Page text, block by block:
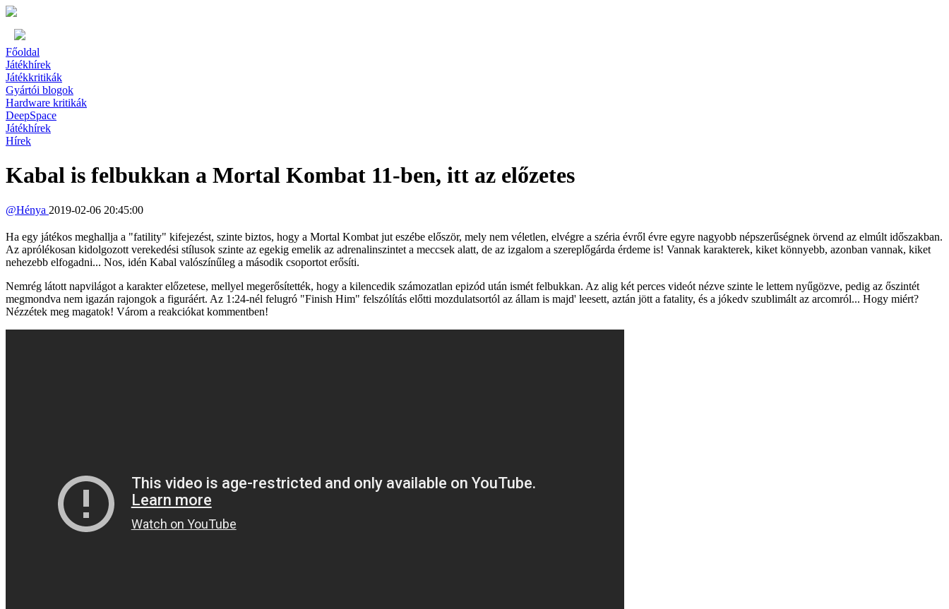
Főoldal
Játékhírek
Játékkritikák
Gyártói blogok
Hardware kritikák
DeepSpace
Játékhírek
Hírek
Kabal is felbukkan a Mortal Kombat 11-ben, itt az előzetes
@Hénya 2019-02-06 20:45:00
Ha egy játékos meghallja a "fatility" kifejezést, szinte biztos, hogy a Mortal Kombat jut eszébe először, mely nem véletlen, elvégre a széria évről évre egyre nagyobb népszerűségnek örvend az elmúlt időszakban.
Az aprólékosan kidolgozott verekedési stílusok szinte az egekig emelik az adrenalinszintet a meccsek alatt, de az izgalom a szereplőgárda érdeme is! Vannak karakterek, kiket könnyebb, azonban vannak, kiket
nehezebb elfogadni... Nos, idén Kabal valószínűleg a második csoportot erősíti.
Nemrég látott napvilágot a karakter előzetese, mellyel megerősítették, hogy a kilencedik számozatlan epizód után ismét felbukkan. Az alig két perces videót nézve szinte le lettem nyűgözve, pedig az őszintét
megmondva nem igazán rajongok a figuráért. Az 1:24-nél felugró "Finish Him" felszólítás előtti mozdulatsortól az állam is majd' leesett, aztán jött a fatality, és a jókedv szublimált az arcomról... Hogy miért?
Nézzétek meg magatok! Várom a reakciókat kommentben!